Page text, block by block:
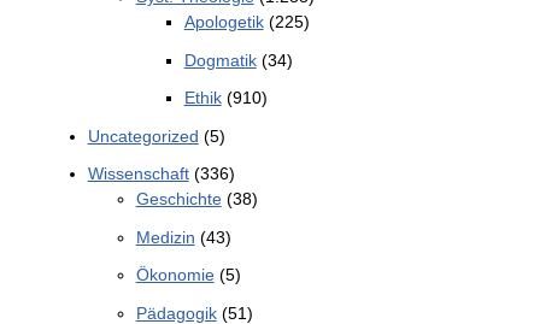
Apologetik(225)
Dogmatik(34)
Ethik(910)
Uncategorized (5)
Wissenschaft(336)
Geschichte(38)
Medizin (43)
Ökonomie(5)
Pädagogik(51)